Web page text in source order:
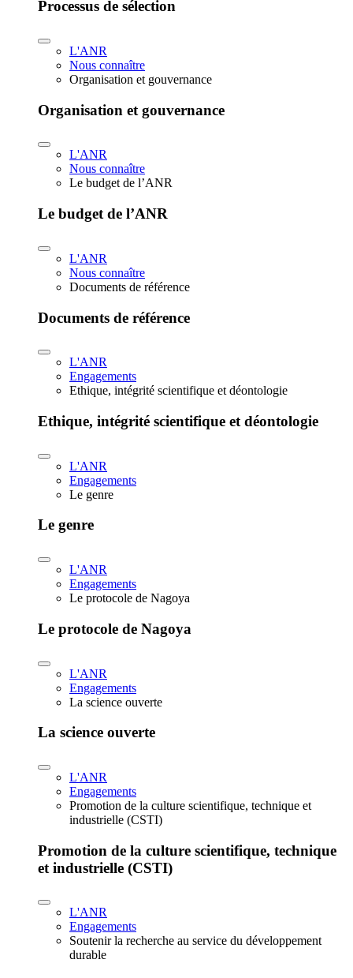
Processus de sélection
L'ANR
Nous connaître
Organisation et gouvernance
Organisation et gouvernance
L'ANR
Nous connaître
Le budget de l’ANR
Le budget de l’ANR
L'ANR
Nous connaître
Documents de référence
Documents de référence
L'ANR
Engagements
Ethique, intégrité scientifique et déontologie
Ethique, intégrité scientifique et déontologie
L'ANR
Engagements
Le genre
Le genre
L'ANR
Engagements
Le protocole de Nagoya
Le protocole de Nagoya
L'ANR
Engagements
La science ouverte
La science ouverte
L'ANR
Engagements
Promotion de la culture scientifique, technique et
industrielle (CSTI)
Promotion de la culture scientifique, technique
et industrielle (CSTI)
L'ANR
Engagements
Soutenir la recherche au service du développement
durable